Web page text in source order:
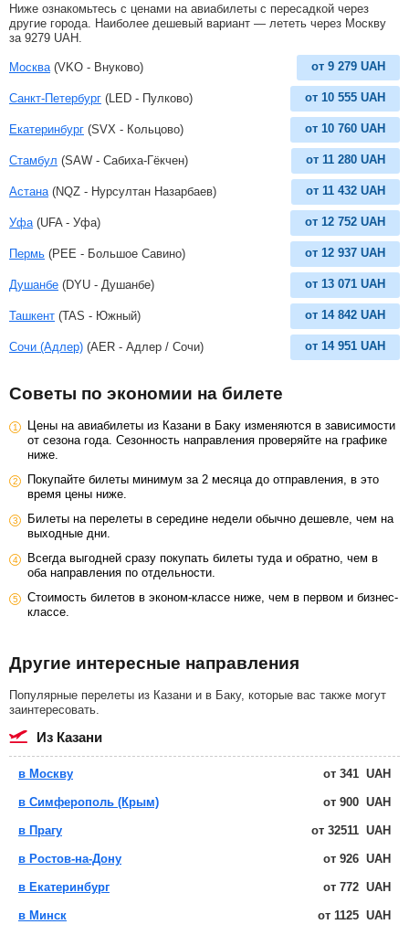
Ниже ознакомьтесь с ценами на авиабилеты с пересадкой через
другие города. Наиболее дешевый вариант — лететь через Москву
за 9279 UAH
Москва (VKO - Внуково) от 9 279 UAH
Санкт-Петербург (LED - Пулково) от 10 555 UAH
Екатеринбург (SVX - Кольцово) от 10 760 UAH
Стамбул (SAW - Сабиха-Гёкчен) от 11 280 UAH
Астана (NQZ - Нурсултан Назарбаев) от 11 432 UAH
Уфа (UFA - Уфа) от 12 752 UAH
Пермь (PEE - Большое Савино) от 12 937 UAH
Душанбе (DYU - Душанбе) от 13 071 UAH
Ташкент (TAS - Южный) от 14 842 UAH
Сочи (Адлер) (AER - Адлер / Сочи) от 14 951 UAH
Советы по экономии на билете
Цены на авиабилеты из Казани в Баку изменяются в зависимости
от сезона года. Сезонность направления проверяйте на графике
ниже.
Покупайте билеты минимум за 2 месяца до отправления, в это
время цены ниже.
Билеты на перелеты в середине недели обычно дешевле, чем на
выходные дни.
Всегда выгодней сразу покупать билеты туда и обратно, чем в
оба направления по отдельности.
Стоимость билетов в эконом-классе ниже, чем в первом и бизнес-
классе.
Другие интересные направления
Популярные перелеты из Казани и в Баку, которые вас также могут
заинтересовать.
из Казани
в Москву от 341 UAH
в Симферополь (Крым) от 900 UAH
в Прагу от 32511 UAH
в Ростов-на-Дону от 926 UAH
в Екатеринбург от 772 UAH
в Минск от 1125 UAH